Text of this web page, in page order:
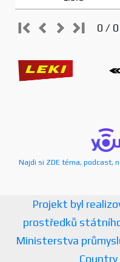
0 / 0
Najdi si ZDE téma, podcast,
Projekt byl
prostředků
Ministerstva